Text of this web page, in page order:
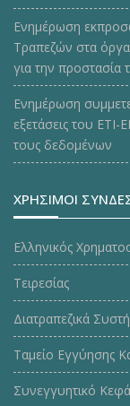
Ενημέρωση
Τραπεζών στα
για την
Ενημέρωση
εξετάσεις του
τους δεδομένων
ΧΡΗΣΙΜΟΙ
Ελληνικός
Τειρεσίας
Διατραπεζικά
Ταμείο Εγγύησης
Συνεγγυητικό